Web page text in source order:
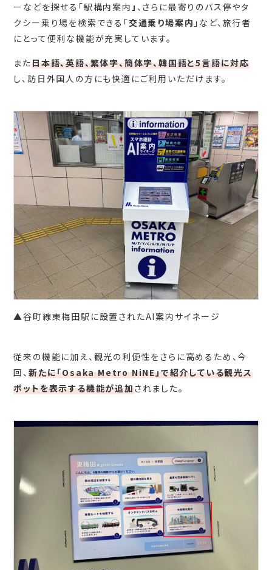
ーなどを探せる「駅構内案内」 、さらに最寄りのバス停やタ
クシー乗り場を検索できる「交通乗り場案内 」など、旅行者
にとって便利な機能が充実しています。
また日本語、英語、繁体字、簡体字、韓国語と5言語に対応
し、訪日外国人の方にも快適にご利用いただけます。
▲谷町線東梅田駅に設置されたAI案内サイネージ
従来の機能に加え、観光の利便性をさらに高めるため、今
回、新たに「Osaka Metro NiNE」で紹介している観光ス
ポットを表示する機能が追加されました。